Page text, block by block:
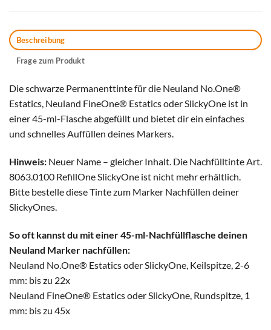
Beschreibung
Frage zum Produkt
Die schwarze Permanenttinte für die Neuland No.One®
Estatics, Neuland FineOne® Estatics oder SlickyOne ist in
einer 45-ml-Flasche abgefüllt und bietet dir ein einfaches
und schnelles Auffüllen deines Markers.
Hinweis: Neuer Name – gleicher Inhalt. Die Nachfülltinte Art.
8063.0100 RefillOne SlickyOne ist nicht mehr erhältlich.
Bitte bestelle diese Tinte zum Marker Nachfüllen deiner
SlickyOnes.
So oft kannst du mit einer 45-ml-Nachfüllflasche deinen
Neuland Marker nachfüllen:
Neuland No.One® Estatics oder SlickyOne, Keilspitze, 2-6
mm: bis zu 22x
Neuland FineOne® Estatics oder SlickyOne, Rundspitze, 1
mm: bis zu 45x